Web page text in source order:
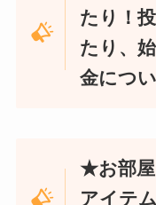
たり！
たり、
金につ
★お部屋
アイテ